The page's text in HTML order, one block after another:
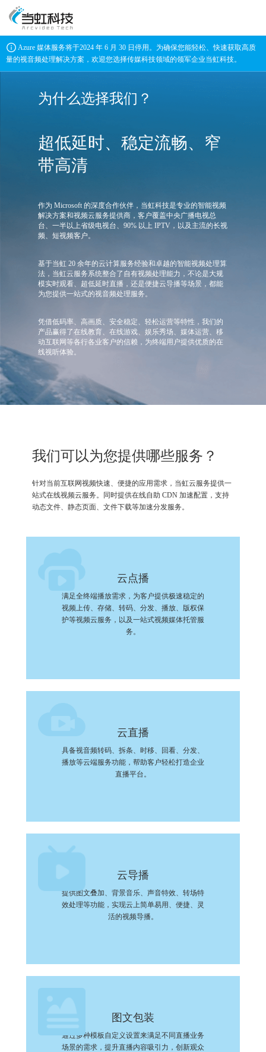
Azure 媒体服务将于2024 年 6 月 30 日停用。为确保您能轻松、快速获取高质
量的视音频处理解决方案，欢迎您选择传媒科技领域的领军企业当虹科技。
为什么选择我们？
超低延时、稳定流畅、窄
带高清
作为 Microsoft 的深度合作伙伴，当虹科技是专业的智能视频
解决方案和视频云服务提供商，客户覆盖中央广播电视总
台、一半以上省级电视台、90% 以上 IPTV，以及主流的长视
频、短视频客户。
基于当虹 20 余年的云计算服务经验和卓越的智能视频处理算
法，当虹云服务系统整合了自有视频处理能力，不论是大规
模实时观看、超低延时直播，还是便捷云导播等场景，都能
为您提供一站式的视音频处理服务。
凭借低码率、高画质、安全稳定、轻松运营等特性，我们的
产品赢得了在线教育、在线游戏、娱乐秀场、媒体运营、移
动互联网等各行各业客户的信赖，为终端用户提供优质的在
线视听体验。
我们可以为您提供哪些服务？
针对当前互联网视频快速、便捷的应用需求，当虹云服务提供一
站式在线视频云服务。同时提供在线自助 CDN 加速配置，支持
动态文件、静态页面、文件下载等加速分发服务。
云点播
满足全终端播放需求，为客户提供极速稳定的
视频上传、存储、转码、分发、播放、版权保
护等视频云服务，以及一站式视频媒体托管服
务。
云直播
具备视音频转码、拆条、时移、回看、分发、
播放等云端服务功能，帮助客户轻松打造企业
直播平台。
云导播
提供图文叠加、背景音乐、声音特效、转场特
效处理等功能，实现云上简单易用、便捷、灵
活的视频导播。
图文包装
通过多种模板自定义设置来满足不同直播业务
场景的需求，提升直播内容吸引力，创新观众